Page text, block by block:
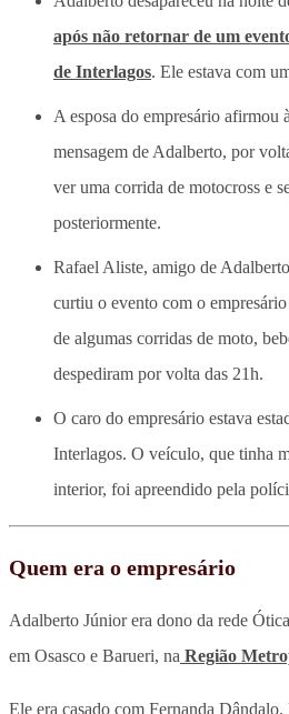
após não retornar de um
de Interlagos. Ele estava com
A esposa do empresário afirmou
mensagem de Adalberto, por
ver uma corrida de motocross e
posteriormente.
Rafael Aliste, amigo de
curtiu o evento com o
de algumas corridas de moto,
despediram por volta das 21h.
O caro do empresário estava
Interlagos. O veículo, que tinha
interior, foi apreendido pela
Quem era o empresário
Adalberto Júnior era dono da rede
em Osasco e Barueri, na Região
Ele era casado com Fernanda